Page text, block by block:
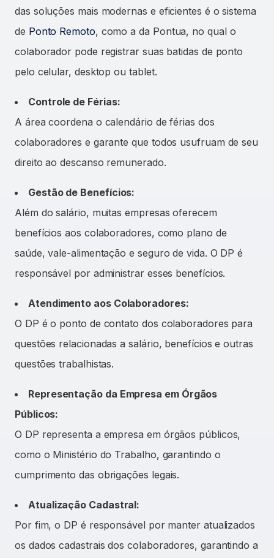
das soluções mais modernas e eficientes é o sistema
de Ponto Remoto, como a da Pontua, no qual o
colaborador pode registrar suas batidas de ponto
pelo celular, desktop ou tablet.
Controle de Férias:
A área coordena o calendário de férias dos
colaboradores e garante que todos usufruam de seu
direito ao descanso remunerado.
Gestão de Benefícios:
Além do salário, muitas empresas oferecem
benefícios aos colaboradores, como plano de
saúde, vale-alimentação e seguro de vida. O DP é
responsável por administrar esses benefícios.
Atendimento aos Colaboradores:
O DP é o ponto de contato dos colaboradores para
questões relacionadas a salário, benefícios e outras
questões trabalhistas.
Representação da Empresa em Órgãos
Públicos:
O DP representa a empresa em órgãos públicos,
como o Ministério do Trabalho, garantindo o
cumprimento das obrigações legais.
Atualização Cadastral:
Por fim, o DP é responsável por manter atualizados
os dados cadastrais dos colaboradores, garantindo a